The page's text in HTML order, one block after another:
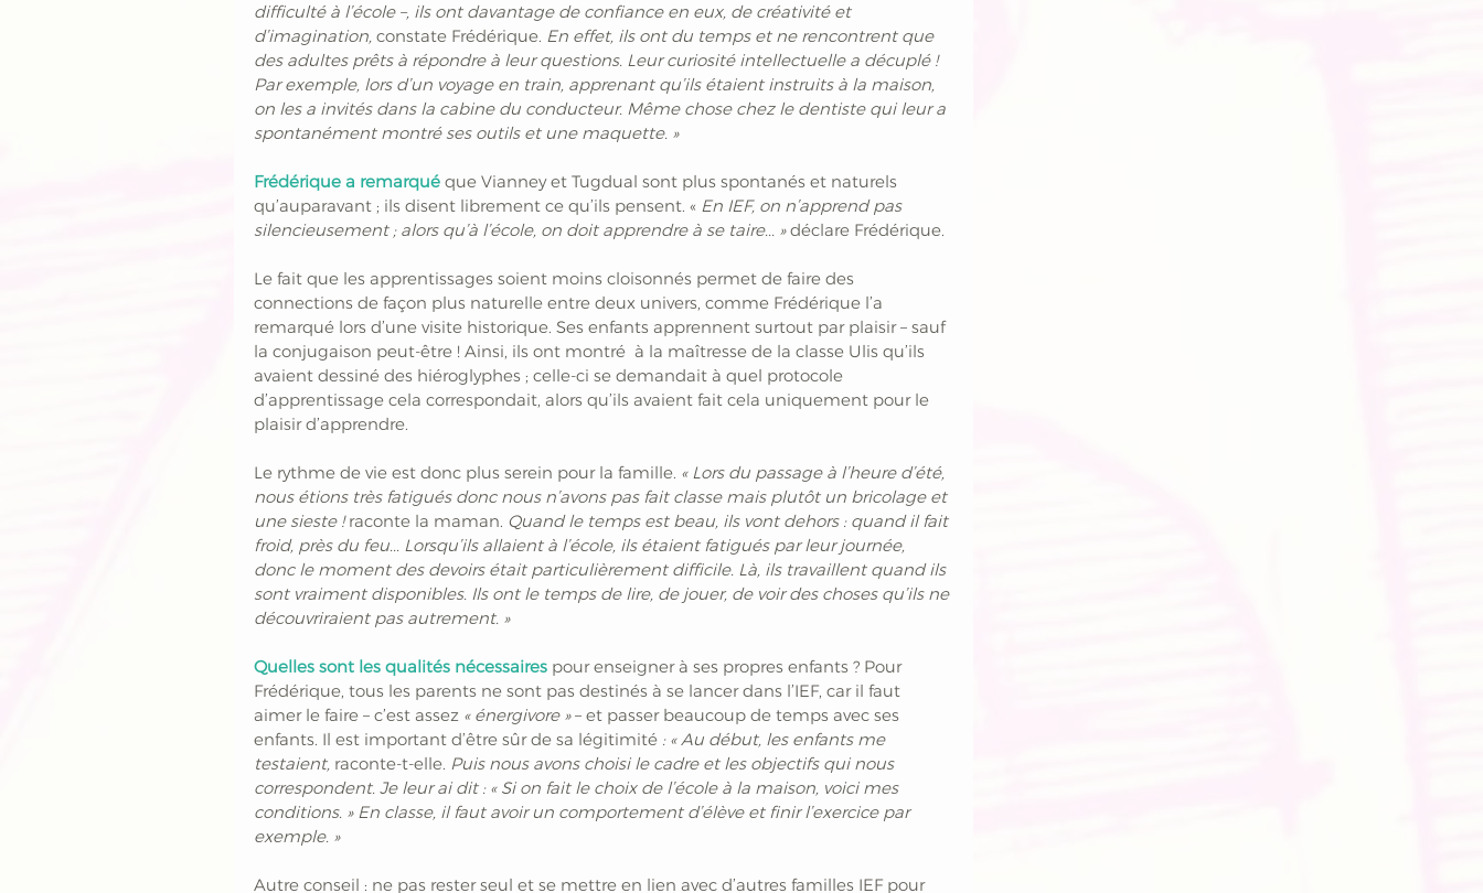
difficulté à l’école –, ils ont davantage de confiance en eux, de créativité et
d’imagination, constate Frédérique. En effet, ils ont du temps et ne rencontrent que
des adultes prêts à répondre à leur questions. Leur curiosité intellectuelle a décuplé !
Par exemple, lors d’un voyage en train, apprenant qu’ils étaient instruits à la maison,
on les a invités dans la cabine du conducteur. Même chose chez le dentiste qui leur a
spontanément montré ses outils et une maquette. »
Frédérique a remarqué que Vianney et Tugdual sont plus spontanés et naturels
qu’auparavant ; ils disent librement ce qu’ils pensent. « En IEF, on n’apprend pas
silencieusement ; alors qu’à l’école, on doit apprendre à se taire... » déclare Frédérique.
Le fait que les apprentissages soient moins cloisonnés permet de faire des
connections de façon plus naturelle entre deux univers, comme Frédérique l’a
remarqué lors d’une visite historique. Ses enfants apprennent surtout par plaisir – sauf
la conjugaison peut-être ! Ainsi, ils ont montré  à la maîtresse de la classe Ulis qu’ils
avaient dessiné des hiéroglyphes ; celle-ci se demandait à quel protocole
d’apprentissage cela correspondait, alors qu’ils avaient fait cela uniquement pour le
plaisir d’apprendre.
Le rythme de vie est donc plus serein pour la famille. « Lors du passage à l’heure d’été,
nous étions très fatigués donc nous n’avons pas fait classe mais plutôt un bricolage et
une sieste ! raconte la maman. Quand le temps est beau, ils vont dehors : quand il fait
froid, près du feu... Lorsqu’ils allaient à l’école, ils étaient fatigués par leur journée,
donc le moment des devoirs était particulièrement difficile. Là, ils travaillent quand ils
sont vraiment disponibles. Ils ont le temps de lire, de jouer, de voir des choses qu’ils ne
découvriraient pas autrement. »
Quelles sont les qualités nécessaires pour enseigner à ses propres enfants ? Pour
Frédérique, tous les parents ne sont pas destinés à se lancer dans l’IEF, car il faut
aimer le faire – c’est assez « énergivore » – et passer beaucoup de temps avec ses
enfants. Il est important d’être sûr de sa légitimité : « Au début, les enfants me
testaient, raconte-t-elle. Puis nous avons choisi le cadre et les objectifs qui nous
correspondent. Je leur ai dit : « Si on fait le choix de l’école à la maison, voici mes
conditions. » En classe, il faut avoir un comportement d’élève et finir l’exercice par
exemple. »
Autre conseil : ne pas rester seul et se mettre en lien avec d’autres familles IEF pour